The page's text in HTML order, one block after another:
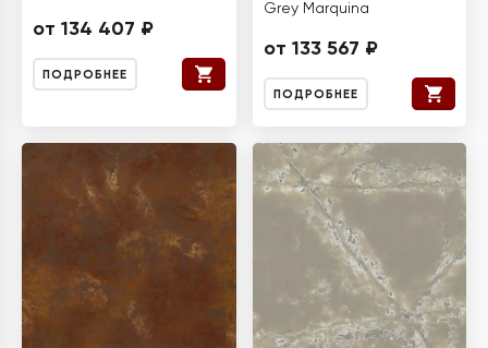
от 134 407 ₽
ПОДРОБНЕЕ
Grey Marquina
от 133 567 ₽
ПОДРОБНЕЕ